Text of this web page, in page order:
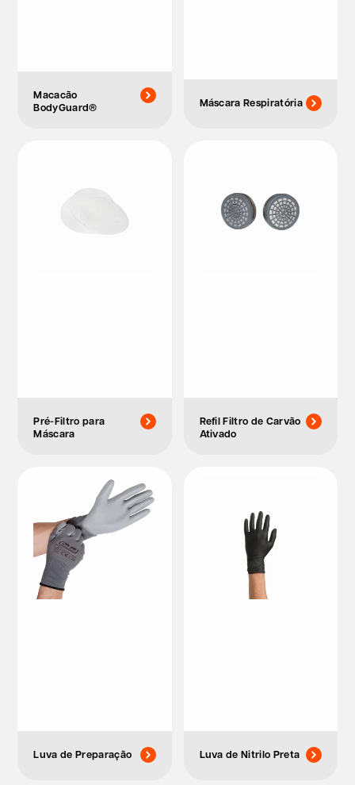
Macacão
BodyGuard®
Máscara Respiratória
Pré-Filtro para
Máscara
Refil Filtro de Carvão
Ativado
Luva de Preparação Luva de Nitrilo Preta